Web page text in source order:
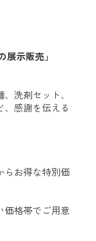
示販売」
洗剤セット、
感謝を伝える
らお得な特別価
価格帯でご用意